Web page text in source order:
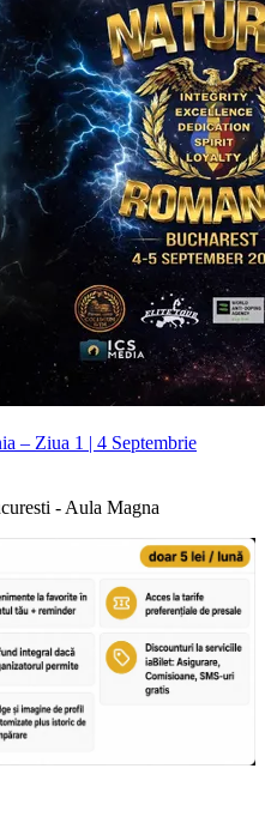
– Ziua 1 | 4 Septembrie
- Aula Magna